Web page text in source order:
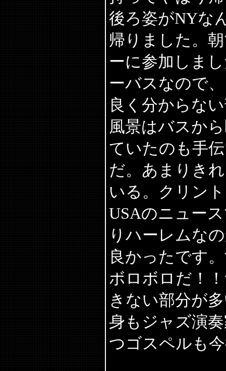
後ろ姿がNYな
帰りました。
ーに参加しま
ーバスなので
良く分からな
風景はバスか
ていたのも手
だ。あまりき
いる。クリン
USAのニュー
りハーレムな
良かったです
ボロボロだ！
きない部分が
身もジャズ演
つゴスペルも